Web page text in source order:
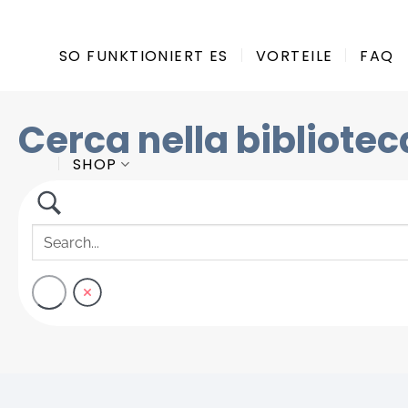
springenSO FUNKTIONIERT ES VORTEILE FAQ
SHOP
Cerca nella